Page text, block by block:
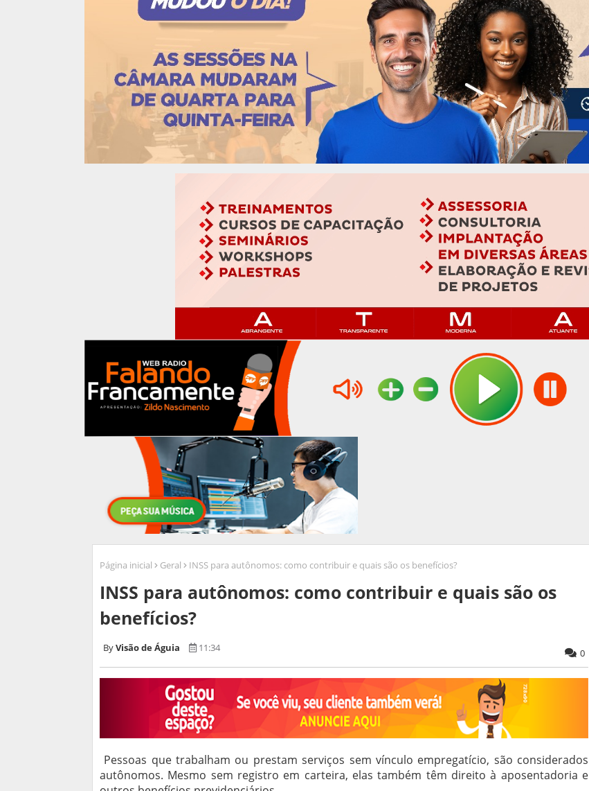
Página inicial Geral INSS para autônomos: como contribuir e quais são os benefícios?
INSS para autônomos: como contribuir e quais são os
benefícios?
Visão de Águia 11:34 0
Pessoas que trabalham ou prestam serviços sem vínculo empregatício, são considerados
autônomos. Mesmo sem registro em carteira, elas também têm direito à aposentadoria e